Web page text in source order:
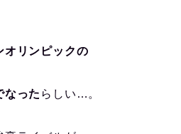
オリンピックの
なった らしい…。